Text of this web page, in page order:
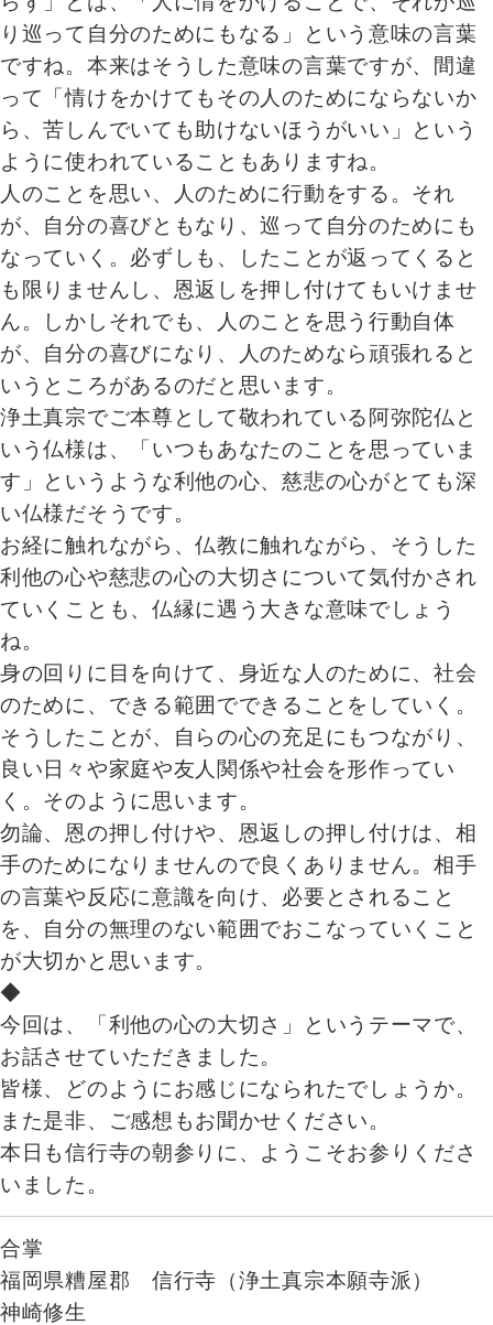
り巡って自分のためにもなる」という意味の言葉
ですね。本来はそうした意味の言葉ですが、間違
って「情けをかけてもその人のためにならないか
ら、苦しんでいても助けないほうがいい」という
ように使われていることもありますね。
人のことを思い、人のために行動をする。それ
が、自分の喜びともなり、巡って自分のためにも
なっていく。必ずしも、したことが返ってくると
も限りませんし、恩返しを押し付けてもいけませ
ん。しかしそれでも、人のことを思う行動自体
が、自分の喜びになり、人のためなら頑張れると
いうところがあるのだと思います。
浄土真宗でご本尊として敬われている阿弥陀仏と
いう仏様は、「いつもあなたのことを思っていま
す」というような利他の心、慈悲の心がとても深
い仏様だそうです。
お経に触れながら、仏教に触れながら、そうした
利他の心や慈悲の心の大切さについて気付かされ
ていくことも、仏縁に遇う大きな意味でしょう
ね。
身の回りに目を向けて、身近な人のために、社会
のために、できる範囲でできることをしていく。
そうしたことが、自らの心の充足にもつながり、
良い日々や家庭や友人関係や社会を形作ってい
く。そのように思います。
勿論、恩の押し付けや、恩返しの押し付けは、相
手のためになりませんので良くありません。相手
の言葉や反応に意識を向け、必要とされること
を、自分の無理のない範囲でおこなっていくこと
が大切かと思います。
◆
今回は、「利他の心の大切さ」というテーマで、
お話させていただきました。
皆様、どのようにお感じになられたでしょうか。
また是非、ご感想もお聞かせください。
本日も信行寺の朝参りに、ようこそお参りくださ
いました。
合掌
福岡県糟屋郡 信行寺（浄土真宗本願寺派）
神崎修生